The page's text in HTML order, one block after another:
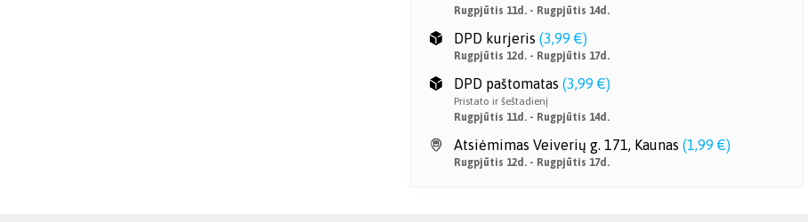
Rugpjūtis 11d. - Rugpjūtis 14d.
DPD kurjeris (3,99 €)
Rugpjūtis 12d. - Rugpjūtis 17d.
DPD paštomatas (3,99 €)
Pristato ir šeštadienį
Rugpjūtis 11d. - Rugpjūtis 14d.
Atsiėmimas Veiverių g. 171, Kaunas (1,99 €)
Rugpjūtis 12d. - Rugpjūtis 17d.